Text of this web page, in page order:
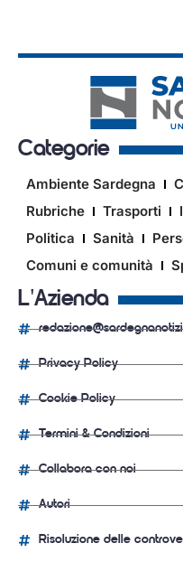
Categorie
Ambiente Sardegna
Rubriche
Trasporti
Politica
Sanità
Comuni e comunità
L'Azienda
Privacy Policy
Cookie Policy
Termini & Condizioni
Collabora con noi
Autori
Risoluzione delle